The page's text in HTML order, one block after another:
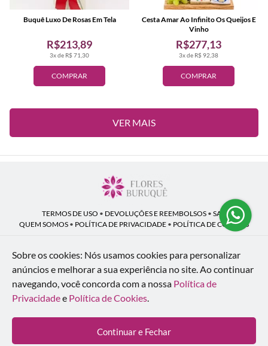
COMPRAR
3x de R$ 71,30
R$213,89
Buquê Luxo De Rosas Em Tela
COMPRAR
3x de R$ 92,38
R$277,13
Cesta Amar Ao Infinito Os Queijos E
Vinho
VER MAIS
TERMOS DE USO • DEVOLUÇÕES E REEMBOLSOS • SAC
QUEM SOMOS • POLÍTICA DE PRIVACIDADE • POLÍTICA DE COOKIES
Flores Buruquê | CNPJ: 53.136.758/0001-18
Rua Coronel João Guilherme Guimarães, 1640 - Bom Retiro - Curitiba - PR -
80520-280
WhatsApp: (41) 98154-876| Telefone: (41) 9 9815-4876
© 2024-2026 - Todos os direitos reservados - Desenvolvido por
Inteligentes
Sobre os cookies: Nós usamos cookies para personalizar
anúncios e melhorar a sua experiência no site.Ao continuar
navegando, você concorda com a nossa Política de
Privacidadee Política de Cookies.
Continuar e Fechar